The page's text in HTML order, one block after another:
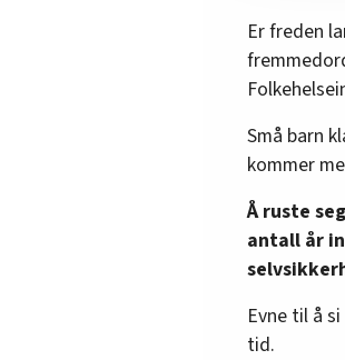
Er freden
Små barn
kommer
Å ruste
antall år
Evne til å
tid.